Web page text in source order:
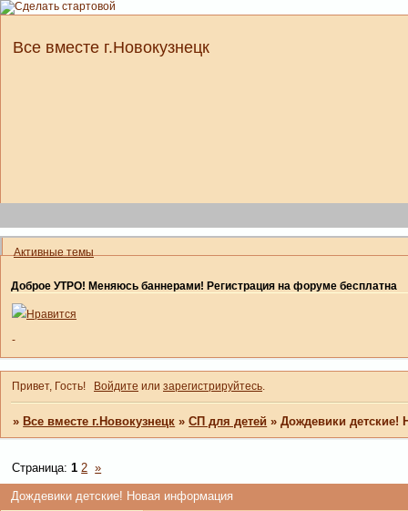
Все вместе г.Новокузнецк
Активные темы
Доброе УТРО! Меняюсь баннерами! Регистрация на форуме бесплатна
Нравится
-
Привет, Гость! Войдите или зарегистрируйтесь.
»Все вместе г.Новокузнецк »СП для детей »Дождевики
Дождевики детские! Новая информация
Страница:1 2 »